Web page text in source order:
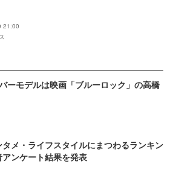
21:00
ーモデルは映画「ブルーロック」の高橋
メ・ライフスタイルにまつわるランキン
アンケート結果を発表